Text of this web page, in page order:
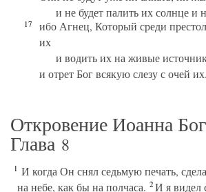
и не будет палить их солнце и
17
ибо Агнец, Который среди
их
и водить их на живые
и отрет Бог всякую слезу с очей их.
Откровение Иоанна
Глава 8
1 И когда Он снял седьмую печать,
на небе, как бы на полчаса. 2И я видел